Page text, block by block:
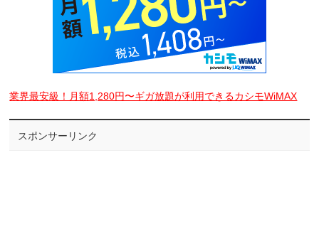
業界最安級！月額1,280円〜ギガ放題が利用できるカシモWiMAX
スポンサーリンク